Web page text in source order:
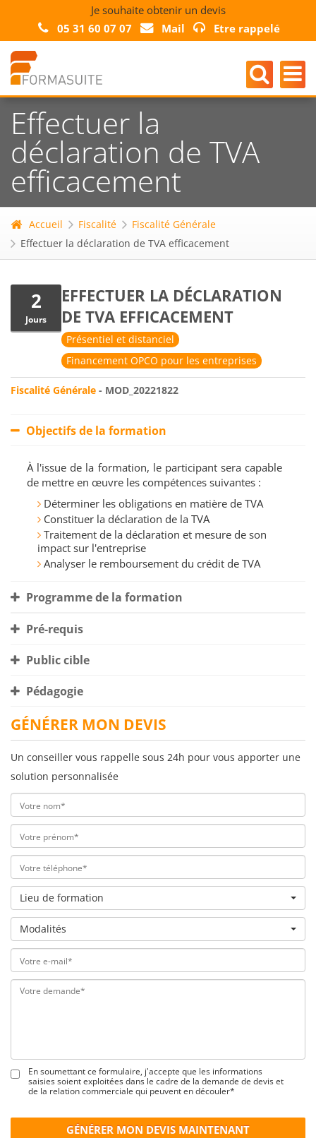
Je souhaite obtenir un devis
05 31 60 07 07
Mail Etre rappelé
Effectuer la
déclaration de TVA
efficacement
Accueil Fiscalité
Fiscalité Générale
Effectuer la déclaration de TVA efficacement
2
Jours
EFFECTUER LA DÉCLARATION
DE TVA EFFICACEMENT
Présentiel et distanciel
Financement OPCO pour les entreprises
Fiscalité Générale - MOD_20221822
Objectifs de la formation
À l'issue de la formation, le participant sera capable
de mettre en œuvre les compétences suivantes :
Déterminer les obligations en matière de TVA
Constituer la déclaration de la TVA
Traitement de la déclaration et mesure de son
impact sur l'entreprise
Analyser le remboursement du crédit de TVA
Programme de la formation
Pré-requis
Public cible
Pédagogie
GÉNÉRER MON DEVIS
Un conseiller vous rappelle sous 24h pour vous apporter une
solution personnalisée
Lieu de formation
Modalités
En soumettant ce formulaire, j'accepte que les informations
saisies soient exploitées dans le cadre de la demande de devis et
de la relation commerciale qui peuvent en découler*
GÉNÉRER MON DEVIS MAINTENANT